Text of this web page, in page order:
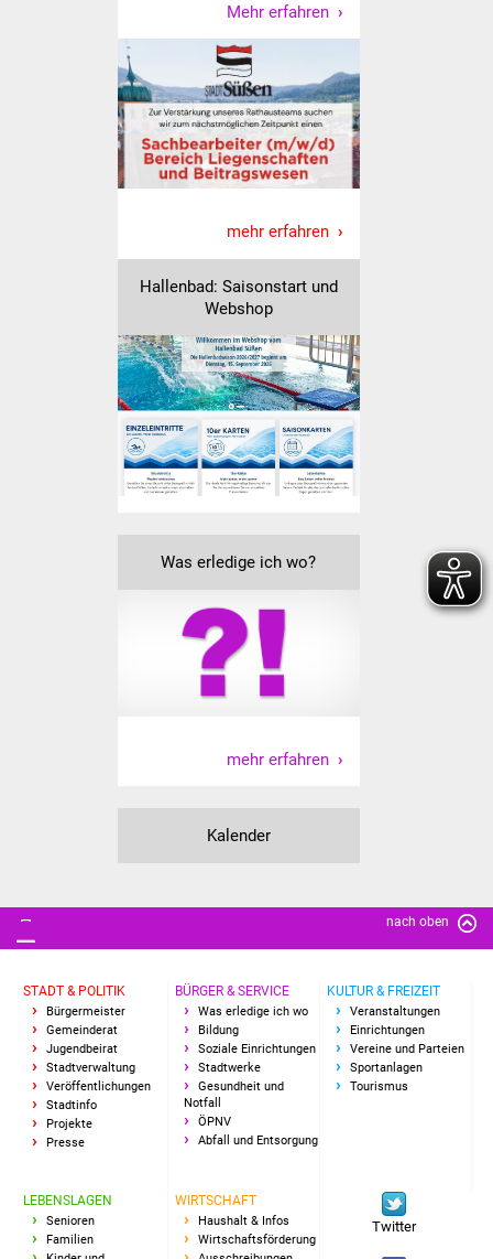
Kinder- und
Familienzentrum
Stadtwerke
Suenergie
NETZMonitor
Gesundheit und Notfall
Ärzte und Apotheken
Pflege von Angehörigen
Hitzewarnung / UV-
ÖPNV
Abfall und Entsorgung
Stadtbücherei
Stadtarchiv
Zehntscheuer
Kulturhalle
Mehr erfahren
mehr erfahren
Hallenbad: Saisonstart und
Webshop
Was erledige ich wo?
mehr erfahren
Kalender
nach oben
STADT & POLITIK
Bürgermeister
Gemeinderat
Jugendbeirat
Stadtverwaltung
Veröffentlichungen
Stadtinfo
Projekte
Presse
BÜRGER & SERVICE
Was erledige ich wo
Bildung
Soziale Einrichtungen
Stadtwerke
Gesundheit und
Notfall
ÖPNV
Abfall und Entsorgung
KULTUR & FREIZEIT
Veranstaltungen
Einrichtungen
Vereine und Parteien
Sportanlagen
Tourismus
LEBENSLAGEN
Senioren
Familien
WIRTSCHAFT
Haushalt & Infos
Wirtschaftsförderung
Twitter